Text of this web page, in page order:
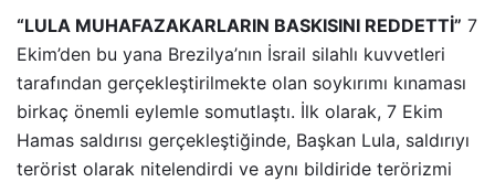
“LULA MUHAFAZAKARLARIN BASKISINI REDDETTİ” 7
Ekim’den bu yana Brezilya’nın İsrail silahlı kuvvetleri
tarafından gerçekleştirilmekte olan soykırımı kınaması
birkaç önemli eylemle somutlaştı. İlk olarak, 7 Ekim
Hamas saldırısı gerçekleştiğinde, Başkan Lula, saldırıyı
terörist olarak nitelendirdi ve aynı bildiride terörizmi